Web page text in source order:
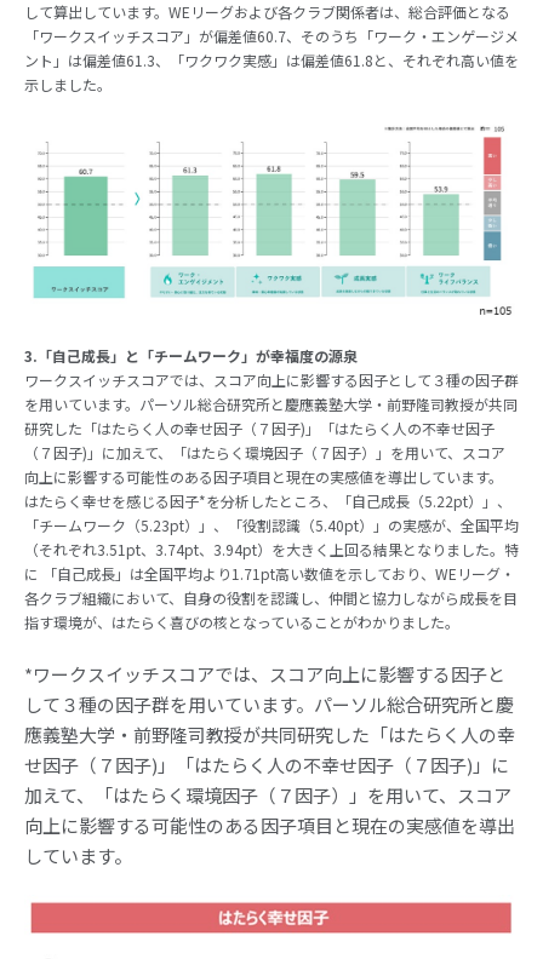
して算出しています。WEリーグおよび各クラブ関係者は、総合評価となる
「ワークスイッチスコア」が偏差値60.7、そのうち「ワーク・エンゲージメ
ント」は偏差値61.3、「ワクワク実感」は偏差値61.8と、それぞれ高い値を
示しました。
3.「自己成長」と「チームワーク」が幸福度の源泉
ワークスイッチスコアでは、スコア向上に影響する因子として３種の因子群
を用いています。パーソル総合研究所と慶應義塾大学・前野隆司教授が共同
研究した「はたらく人の幸せ因子（７因子)」「はたらく人の不幸せ因子
（７因子)」に加えて、「はたらく環境因子（７因子）」を用いて、スコア
向上に影響する可能性のある因子項目と現在の実感値を導出しています。
はたらく幸せを感じる因子*を分析したところ、「自己成長（5.22pt）」、
「チームワーク（5.23pt）」、「役割認識（5.40pt）」の実感が、全国平均
（それぞれ3.51pt、3.74pt、3.94pt）を大きく上回る結果となりました。特
に 「自己成長」は全国平均より1.71pt高い数値を示しており、WEリーグ・
各クラブ組織において、自身の役割を認識し、仲間と協力しながら成長を目
指す環境が、はたらく喜びの核となっていることがわかりました。
*ワークスイッチスコアでは、スコア向上に影響する因子と
して３種の因子群を用いています。パーソル総合研究所と慶
應義塾大学・前野隆司教授が共同研究した「はたらく人の幸
せ因子（７因子)」「はたらく人の不幸せ因子（７因子)」に
加えて、「はたらく環境因子（７因子）」を用いて、スコア
向上に影響する可能性のある因子項目と現在の実感値を導出
しています。